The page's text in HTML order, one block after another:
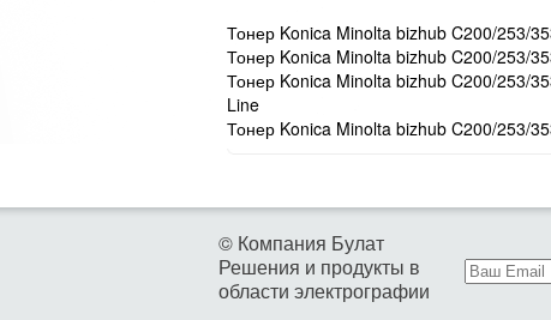
Тонер Konica Minolta bizhub C200/253/
Тонер Konica Minolta bizhub C200/253/
Тонер Konica Minolta bizhub C200/253/
Line
Тонер Konica Minolta bizhub C200/253/
© Компания Булат
Решения и продукты в
области электрографии